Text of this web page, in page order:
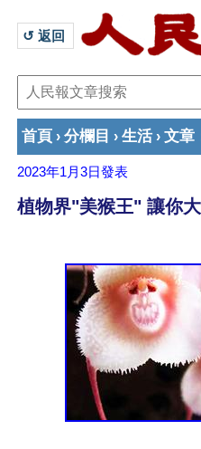
↺ 返回
首頁 › 分欄目 › 生活 › 文章
2023年1月3日發表
植物界"美猴王" 讓你